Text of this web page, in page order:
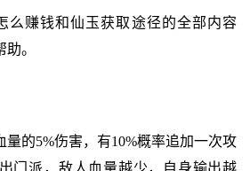
么赚钱和仙玉获取途径的全部内容
。
的5%伤害，有10%概率追加一次攻
门派，敌人血量越少，自身输出越